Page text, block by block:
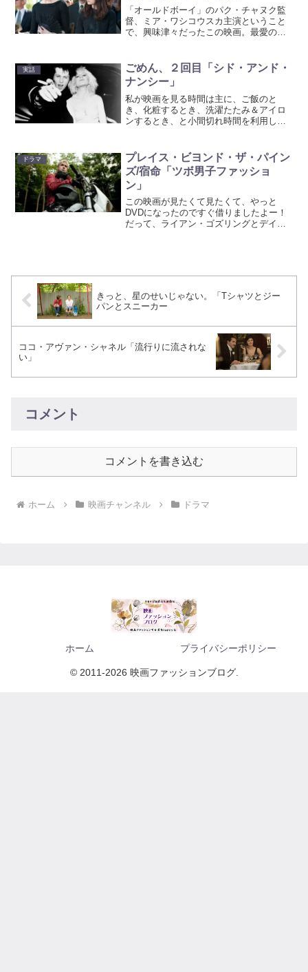
「オールドボーイ」のパク・チャヌク監
督、ミア・ワシコウスカ主演ということ
で、興味津々だったこの映画。最愛の父
は気が合わない。そこへ、行方知れずだ
った叔父のチャーリーがや...
実話
ごめん、２回目「シド・アンド・
ナンシー」
私が映画を見る時間は主に、ご飯のと
き、化粧するとき、洗濯たたみ＆アイロ
ンするとき、と小間切れ時間を利用して
ました＞＜前回のブログはこちらセック
ス・ピストルズの生い立ちを...
ドラマ
プレイス・ビヨンド・ザ・パイン
ズ/宿命「ツボ男子ファッショ
ン」
この映画が見たくて見たくて、やっと
DVDになったのですぐ借りましたよー！
だって、ライアン・ゴズリングとデイ
きっと、星のせいじゃない。「Tシャツとジー
パンとスニーカー
ココ・アヴァン・シャネル「流行りに流されな
い」
コメント
コメントを書き込む
ホーム 映画チャンネル ドラマ
ホーム プライバシーポリシー
© 2011-2026 映画ファッションブログ.